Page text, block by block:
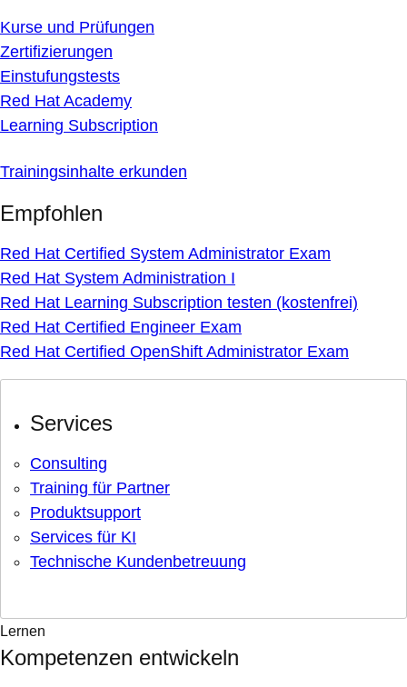
Kurse und Prüfungen
Zertifizierungen
Einstufungstests
Red Hat Academy
Learning Subscription
Trainingsinhalte erkunden
Empfohlen
Red Hat Certified System Administrator Exam
Red Hat System Administration I
Red Hat Learning Subscription testen (kostenfrei)
Red Hat Certified Engineer Exam
Red Hat Certified OpenShift Administrator Exam
Services
Consulting
Training für Partner
Produktsupport
Services für KI
Technische Kundenbetreuung
Lernen
Kompetenzen entwickeln